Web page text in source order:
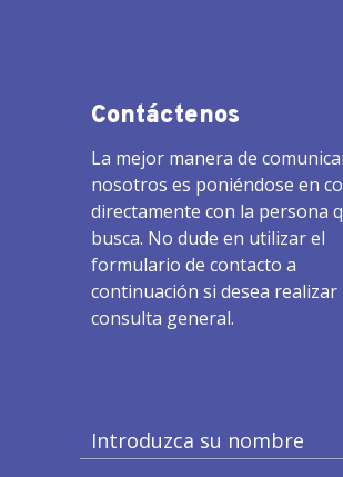
Contáctenos
La mejor manera de
nosotros es poniéndose en
directamente con la persona
busca. No dude en utilizar el
formulario de contacto a
continuación si desea realizar
consulta general.
Introduzca su nombre